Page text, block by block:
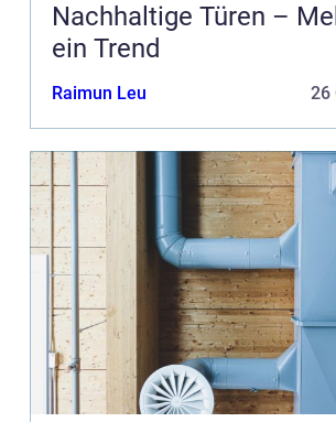
Nachhaltige Türen –
ein Trend
Raimun Leu 26